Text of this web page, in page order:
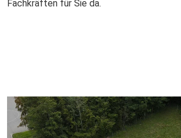
Fachkräften für Sie da.